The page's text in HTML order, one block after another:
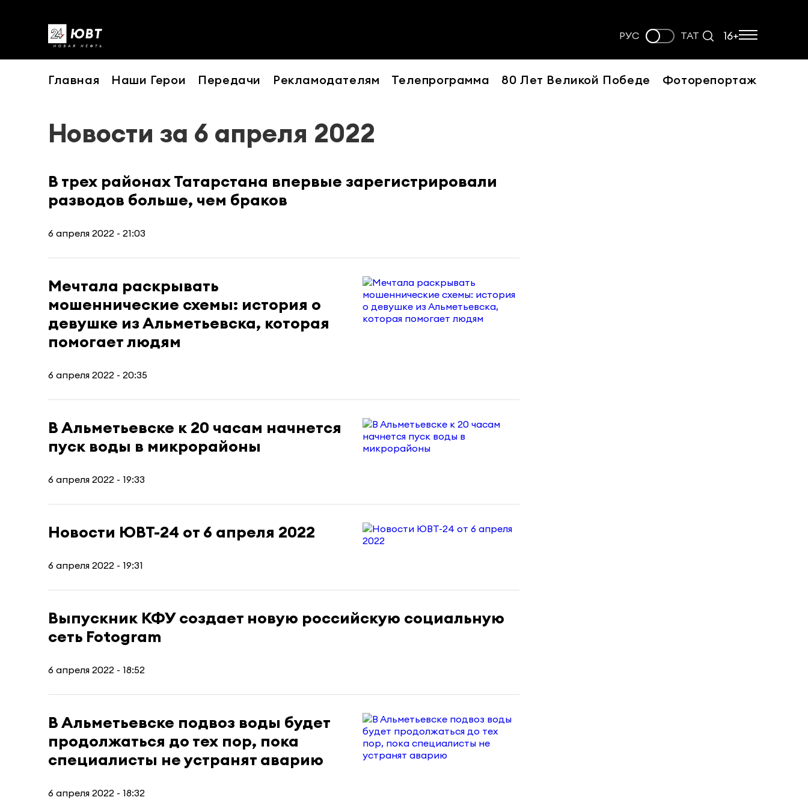
РУС ТАТ 16+
Главная Наши Герои Передачи Рекламодателям Телепрограмма 80 Лет Великой Победе Фоторепортаж
Новости за 6 апреля 2022
В трех районах Татарстана впервые зарегистрировали
разводов больше, чем браков
6 апреля 2022 - 21:03
Мечтала раскрывать
мошеннические схемы: история о
девушке из Альметьевска, которая
помогает людям
6 апреля 2022 - 20:35
В Альметьевске к 20 часам начнется
пуск воды в микрорайоны
6 апреля 2022 - 19:33
Новости ЮВТ-24 от 6 апреля 2022
6 апреля 2022 - 19:31
Выпускник КФУ создает новую российскую социальную
сеть Fotogram
6 апреля 2022 - 18:52
В Альметьевске подвоз воды будет
продолжаться до тех пор, пока
специалисты не устранят аварию
6 апреля 2022 - 18:32